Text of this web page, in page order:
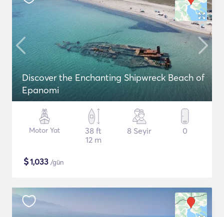
Discover the Enchanting Shipwreck Beach of
Epanomi
Motor Yat
38 ft
12 m
8 Seyir 0
$1,033 /gün